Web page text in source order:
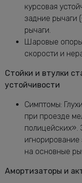
курсовая
задние рычаги
рычаги.
Шаровые
скорости и
Стойки и втулки
устойчивости
Симптомы:
при проезде
полицейских».
игнорирование
на основные
Амортизаторы и